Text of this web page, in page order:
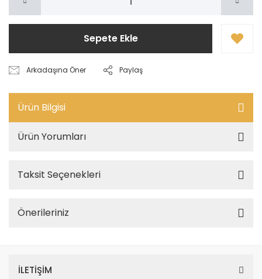
Sepete Ekle
Arkadaşına Öner Paylaş
Ürün Bilgisi
Ürün Yorumları
Taksit Seçenekleri
Önerileriniz
İLETİŞİM